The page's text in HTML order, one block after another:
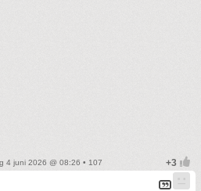
4 juni 2026 @ 08:26 • 107